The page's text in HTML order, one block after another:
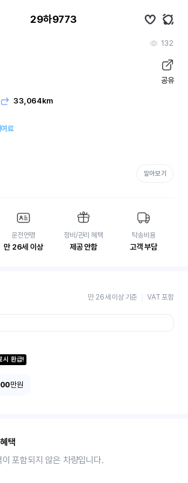
29하9773
132
공유
33,064km
료
알아보기
운전연령
만 26세 이상
정비/관리 혜택
제공 안함
탁송비용
고객 부담
만 26세 이상 기준 VAT 포함
시 환급!
만원
택
포함되지 않은 차량입니다.